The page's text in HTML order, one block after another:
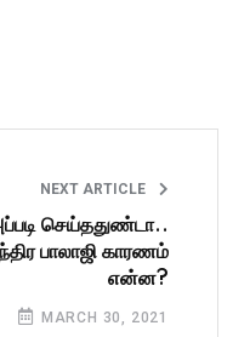
NEXT ARTICLE
செய்ததுண்டா..
பாலாஜி காரணம்
என்ன?
MARCH 30, 2021